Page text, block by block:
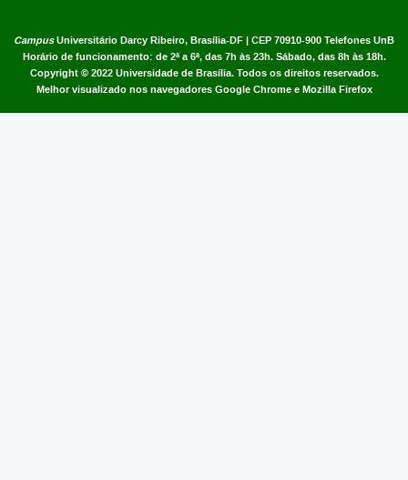
CampusUniversitário Darcy Ribeiro, Brasília-DF | CEP 70910-900 Telefones UnB
Horário de funcionamento: de 2ª a 6ª, das 7h às 23h. Sábado, das 8h às 18h.
Copyright © 2022 Universidade de Brasília. Todos os direitos reservados.
Melhor visualizado nos navegadores Google Chrome e Mozilla Firefox